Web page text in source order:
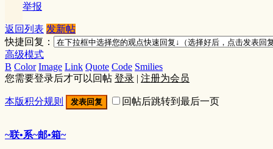
举报
返回列表 发新帖
快捷回复：
高级模式
B Color Image Link Quote Code Smilies
您需要登录后才可以回帖 登录 | 注册为会员
本版积分规则 发表回复 回帖后跳转到最后一页
~联•系~邮•箱~